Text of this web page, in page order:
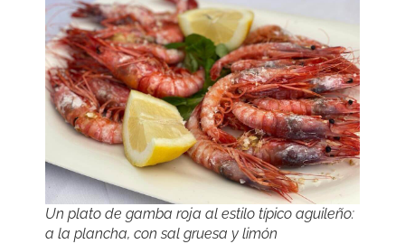
Un plato de gamba roja al estilo típico aguileño:
a la plancha, con sal gruesa y limón